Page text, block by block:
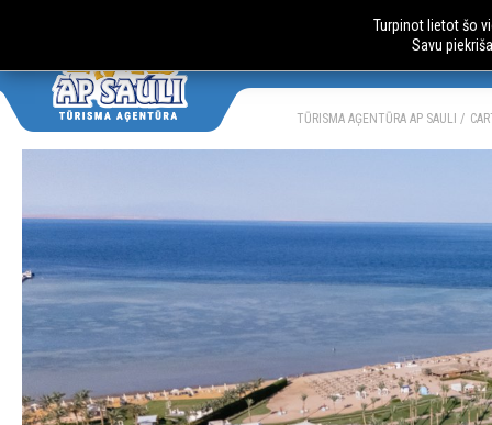
AUTOBUSU
TŪRISMA AĢENTŪRA AP SAULI
Turpinot lietot šo
Savu